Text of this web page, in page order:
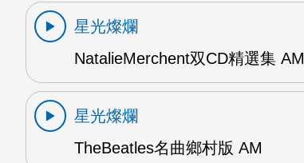
星光燦爛
NatalieMerchent双CD精選集 AM
星光燦爛
TheBeatles名曲鄉村版 AM